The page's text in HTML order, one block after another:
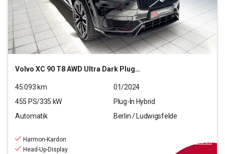
Volvo XC 90 T8 AWD Ultra Dark Plug-In (EURO 6d)
45.093 km
01/2024
455 PS/335 kW
Plug-In Hybrid
Automatik
Berlin / Ludwigsfelde
Harmon-Kardon
Head-Up-Display
finanzieren